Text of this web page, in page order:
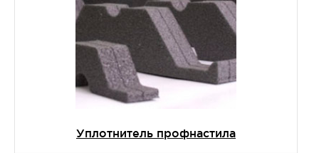
Уплотнитель профнастила